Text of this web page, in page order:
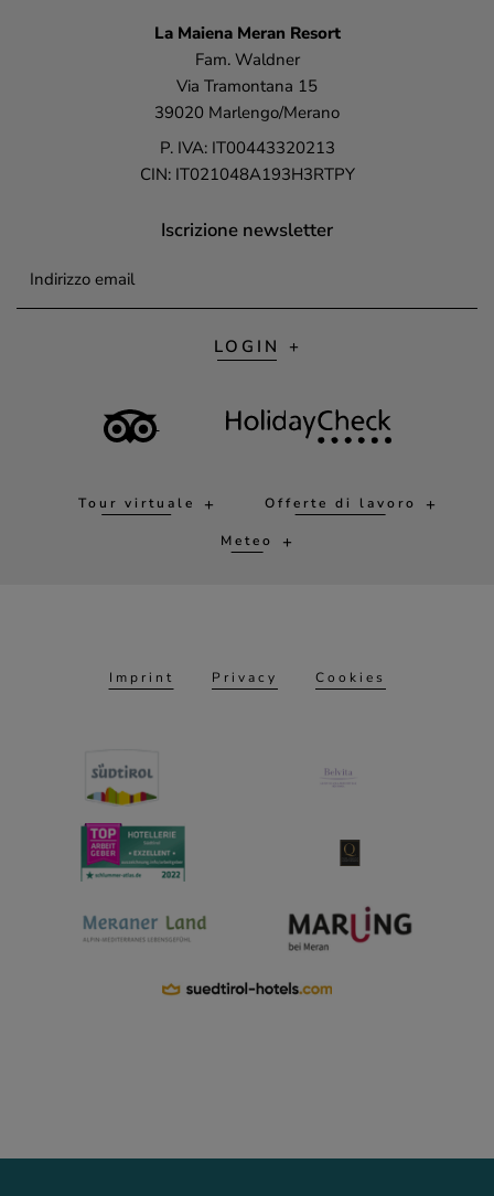
La MaienaMeran Resort
Fam. Waldner
Via Tramontana 15
39020 Marlengo/Merano
P. IVA: IT00443320213
CIN: IT021048A193H3RTPY
Iscrizione newsletter
Indirizzo email
LOGIN
Tour virtuale Offerte di lavoro
Meteo
Imprint Privacy Cookies